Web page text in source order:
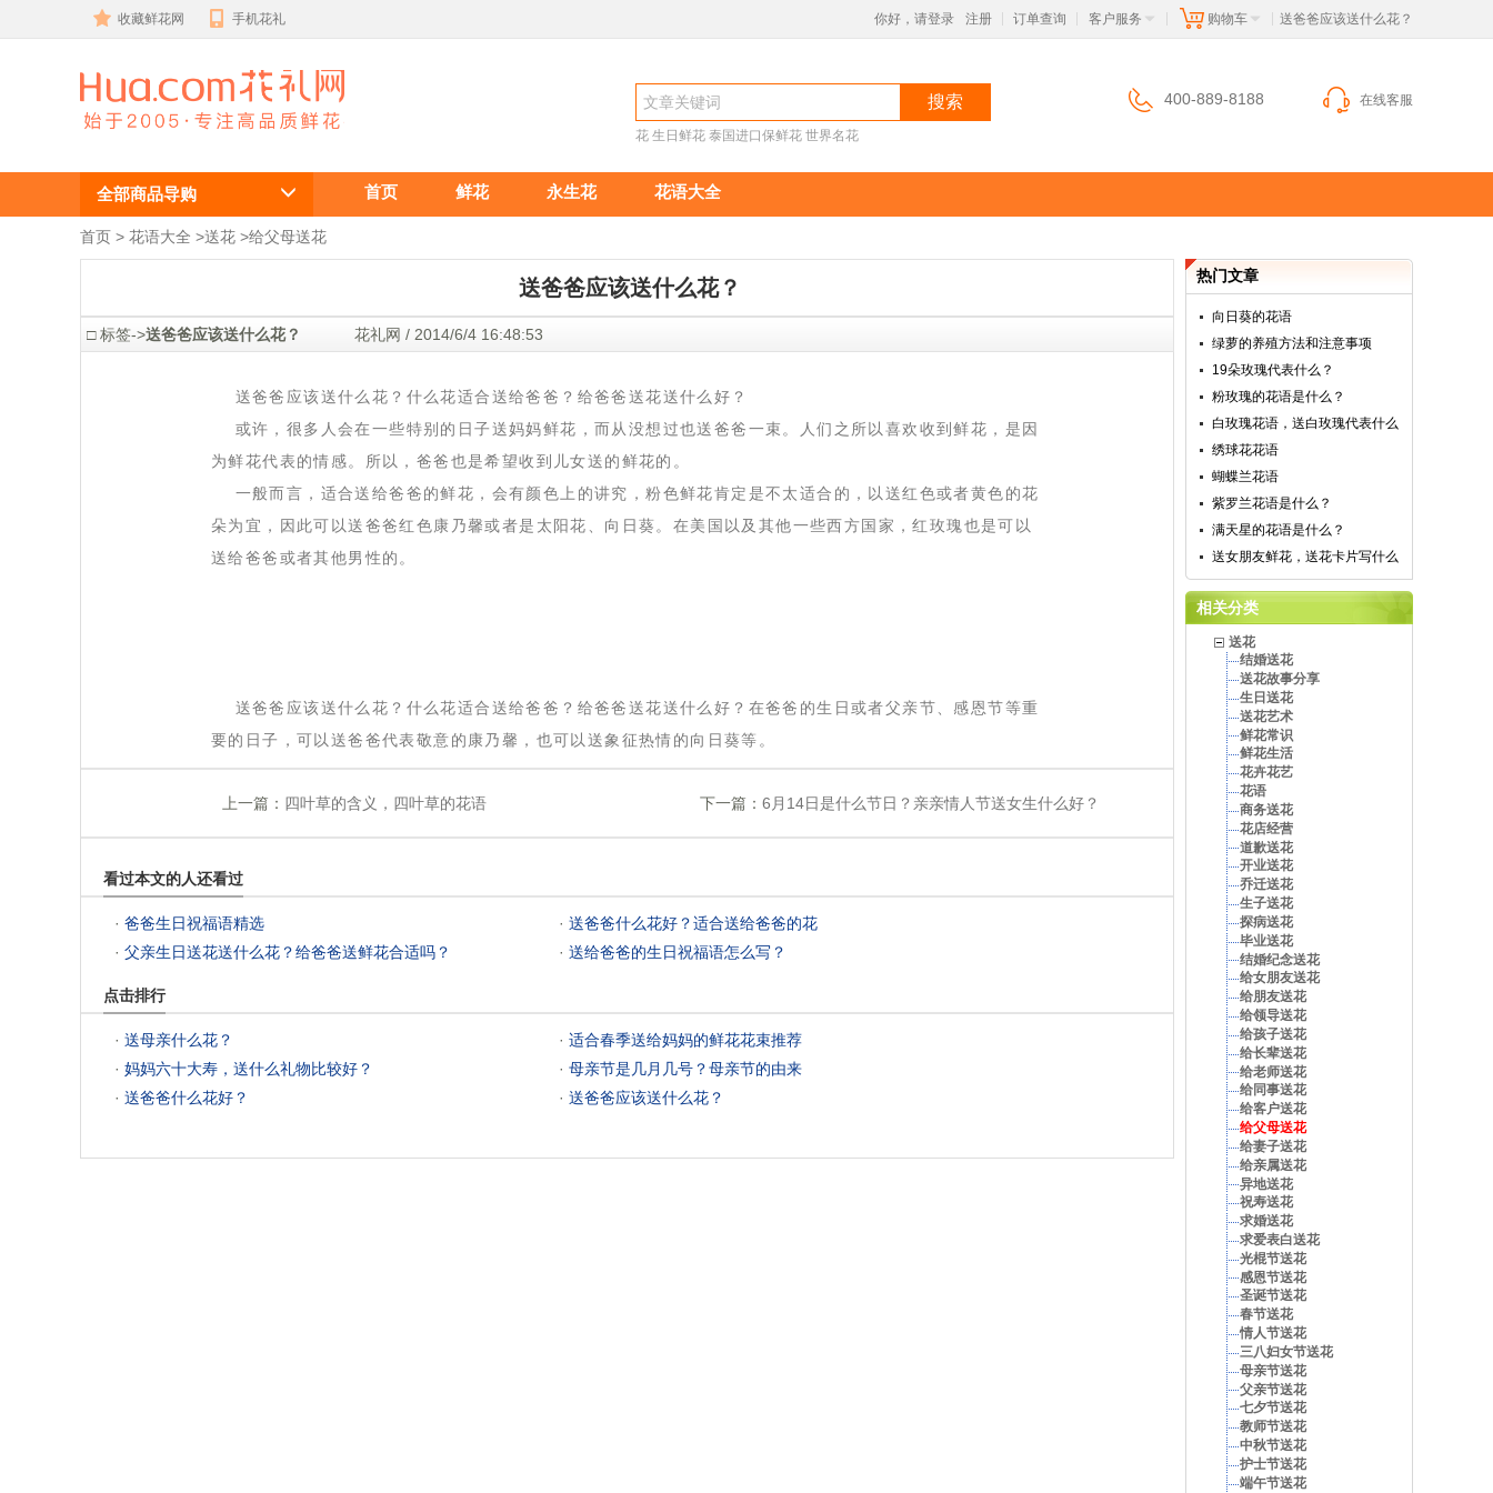
收藏鲜花网 手机花礼 你好，请登录 注册 订单查询 客户服务 购物车 送爸爸应该送什么花？
送爸爸应该送
什么花？什么
花适合送给爸
花送什么好？
搜索
花 生日鲜花 泰国进口保鲜花 世界名花
400-889-8188 在线客服
全部商品导购 首页 鲜花 永生花 花语大全
首页 > 花语大全 >送花 >给父母送花
送爸爸应该送什么花？
□ 标签->送爸爸应该送什么花？ 花礼网 / 2014/6/4 16:48:53
送爸爸应该送什么花？什么花适合送给爸爸？给爸爸送花送什么好？
或许，很多人会在一些特别的日子送妈妈鲜花，而从没想过也送爸爸一束。人们之所以喜欢收到鲜花，是因
为鲜花代表的情感。所以，爸爸也是希望收到儿女送的鲜花的。
一般而言，适合送给爸爸的鲜花，会有颜色上的讲究，粉色鲜花肯定是不太适合的，以送红色或者黄色的花
朵为宜，因此可以送爸爸红色康乃馨或者是太阳花、向日葵。在美国以及其他一些西方国家，红玫瑰也是可以
送给爸爸或者其他男性的。
送爸爸应该送什么花？什么花适合送给爸爸？给爸爸送花送什么好？在爸爸的生日或者父亲节、感恩节等重
要的日子，可以送爸爸代表敬意的康乃馨，也可以送象征热情的向日葵等。
上一篇： 四叶草的含义，四叶草的花语 下一篇：6月14日是什么节日？亲亲情人节送女生什么好？
看过本文的人还看过
· 爸爸生日祝福语精选 · 送爸爸什么花好？适合送给爸爸的花
· 父亲生日送花送什么花？给爸爸送鲜花合适吗？ · 送给爸爸的生日祝福语怎么写？
点击排行
· 送母亲什么花？ · 适合春季送给妈妈的鲜花花束推荐
· 妈妈六十大寿，送什么礼物比较好？ · 母亲节是几月几号？母亲节的由来
· 送爸爸什么花好？ · 送爸爸应该送什么花？
热门文章
向日葵的花语
绿萝的养殖方法和注意事项
19朵玫瑰代表什么？
粉玫瑰的花语是什么？
白玫瑰花语，送白玫瑰代表什么
绣球花花语
蝴蝶兰花语
紫罗兰花语是什么？
满天星的花语是什么？
送女朋友鲜花，送花卡片写什么
相关分类
送花
结婚送花
送花故事分享
生日送花
送花艺术
鲜花常识
鲜花生活
花卉花艺
花语
商务送花
花店经营
道歉送花
开业送花
乔迁送花
生子送花
探病送花
毕业送花
结婚纪念送花
给女朋友送花
给朋友送花
给领导送花
给孩子送花
给长辈送花
给老师送花
给同事送花
给客户送花
给父母送花
给妻子送花
给亲属送花
异地送花
祝寿送花
求婚送花
求爱表白送花
光棍节送花
感恩节送花
圣诞节送花
春节送花
情人节送花
三八妇女节送花
母亲节送花
父亲节送花
七夕节送花
教师节送花
中秋节送花
护士节送花
端午节送花